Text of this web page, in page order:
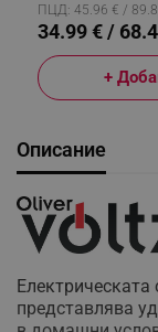
ПЦД: 45.96 € /
34.99 € /
+
Описание
представлява